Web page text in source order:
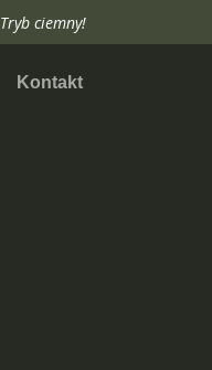
Tryb ciemny!
Kontakt